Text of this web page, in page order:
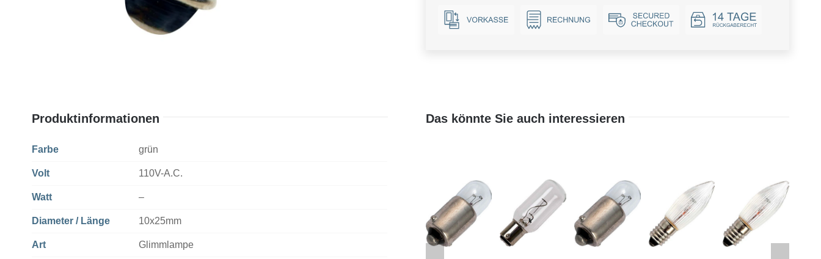
Produktinformationen
Farbe grün
Volt 110V-A.C.
Watt –
Diameter / Länge 10x25mm
Art Glimmlampe
Das könnte Sie auch interessieren